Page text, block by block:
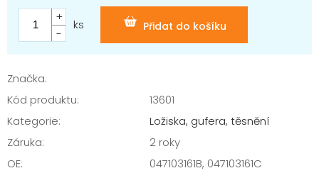
Měrná
cena:
Přidat do košíku
ks
Značka:
Kód produktu:
13601
Kategorie:
Ložiska, gufera, těsnění
Záruka:
2 roky
OE: 047103161B, 047103161C